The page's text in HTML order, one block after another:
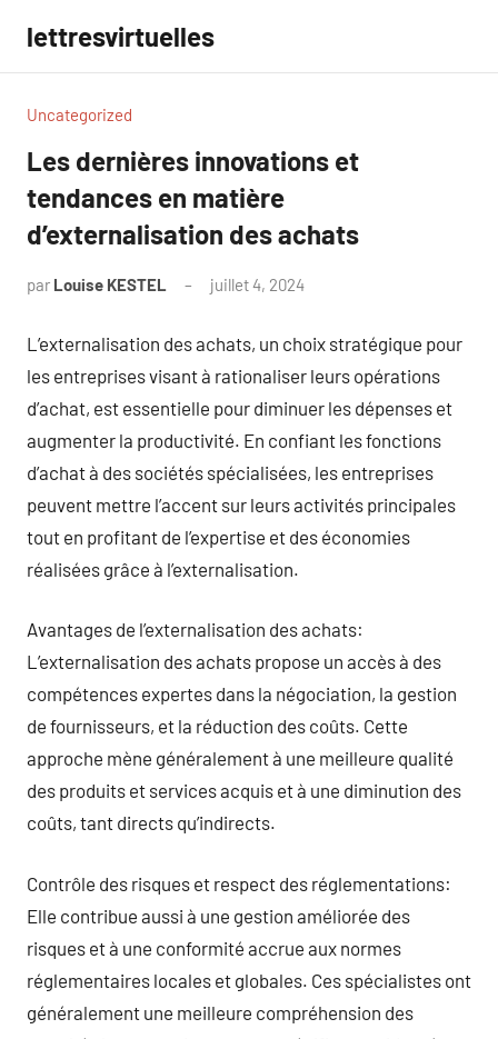
contenu
lettresvirtuelles
Uncategorized
Les dernières innovations et
tendances en matière
d’externalisation des achats
par Louise KESTEL juillet 4, 2024
L’externalisation des achats, un choix stratégique pour
les entreprises visant à rationaliser leurs opérations
d’achat, est essentielle pour diminuer les dépenses et
augmenter la productivité. En confiant les fonctions
d’achat à des sociétés spécialisées, les entreprises
peuvent mettre l’accent sur leurs activités principales
tout en profitant de l’expertise et des économies
réalisées grâce à l’externalisation.
Avantages de l’externalisation des achats:
L’externalisation des achats propose un accès à des
compétences expertes dans la négociation, la gestion
de fournisseurs, et la réduction des coûts. Cette
approche mène généralement à une meilleure qualité
des produits et services acquis et à une diminution des
coûts, tant directs qu’indirects.
Contrôle des risques et respect des réglementations:
Elle contribue aussi à une gestion améliorée des
risques et à une conformité accrue aux normes
réglementaires locales et globales. Ces spécialistes ont
généralement une meilleure compréhension des